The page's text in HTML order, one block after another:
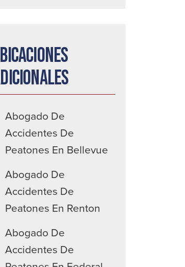
Abogado De
Accidentes De
Peatones En Bellevue
Abogado De
Accidentes De
Peatones En Renton
Abogado De
Accidentes De